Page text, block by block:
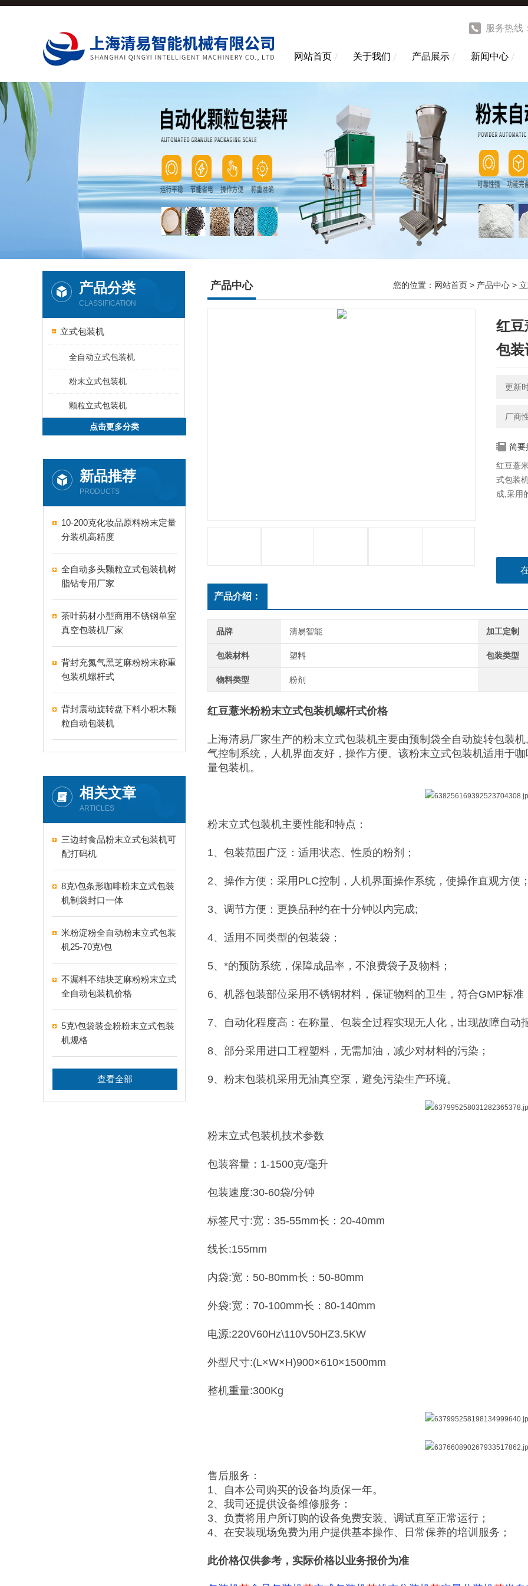
服务热线：
网站首页 关于我们 产品展示 新闻中心
产品分类
CLASSIFICATION
立式包装机
全自动立式包装机
粉末立式包装机
颗粒立式包装机
点击更多分类
新品推荐
PRODUCTS
10-200克化妆品原料粉末定量
分装机高精度
全自动多头颗粒立式包装机树
脂钻专用厂家
茶叶药材小型商用不锈钢单室
真空包装机厂家
背封充氮气黑芝麻粉粉末称重
包装机螺杆式
背封震动旋转盘下料小积木颗
粒自动包装机
相关文章
ARTICLES
三边封食品粉末立式包装机可
配打码机
8克\包条形咖啡粉末立式包装
机制袋封口一体
米粉淀粉全自动粉末立式包装
机25-70克\包
不漏料不结块芝麻粉粉末立式
全自动包装机价格
5克\包袋装金粉粉末立式包装
机规格
查看全部
产品中心 您的位置： 网站首页 > 产品中心 >
红豆
包装
更新
厂商
简要
红豆薏
式包装
成,采用
产品介绍：
品牌 清易智能 加工定制
包装材料 塑料 包装类型
物料类型 粉剂
红豆薏米粉粉末立式包装机螺杆式价格
上海清易厂家生产的粉末立式包装机主要由预制袋全自动旋转包装
气控制系统，人机界面友好，操作方便。该粉末立式包装机适用于
量包装机。
粉末立式包装机主要性能和特点：
1、包装范围广泛：适用状态、性质的粉剂；
2、操作方便：采用PLC控制，人机界面操作系统，使操作直观方便；
3、调节方便：更换品种约在十分钟以内完成;
4、适用不同类型的包装袋；
5、*的预防系统，保障成品率，不浪费袋子及物料；
6、机器包装部位采用不锈钢材料，保证物料的卫生，符合GMP标准
7、自动化程度高：在称量、包装全过程实现无人化，出现故障自动
8、部分采用进口工程塑料，无需加油，减少对材料的污染；
9、粉末包装机采用无油真空泵，避免污染生产环境。
粉末立式包装机技术参数
包装容量：1-1500克/毫升
包装速度:30-60袋/分钟
标签尺寸:宽：35-55mm长：20-40mm
线长:155mm
内袋:宽：50-80mm长：50-80mm
外袋:宽：70-100mm长：80-140mm
电源:220V60Hz\110V50HZ3.5KW
外型尺寸:(L×W×H)900×610×1500mm
整机重量:300Kg
售后服务：
1、自本公司购买的设备均质保一年。
2、我司还提供设备维修服务：
3、负责将用户所订购的设备免费安装、调试直至正常运行；
4、在安装现场免费为用户提供基本操作、日常保养的培训服务；
此价格仅供参考，实际价格以业务报价为准